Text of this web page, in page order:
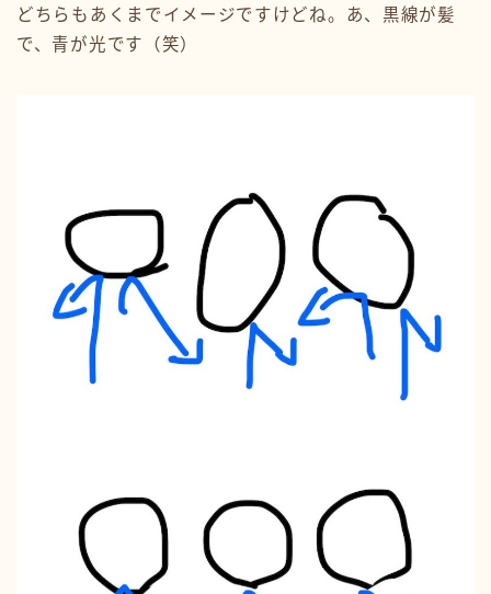
どちらもあくまでイメージですけどね。あ、黒線が髪
で、青が光です（笑）